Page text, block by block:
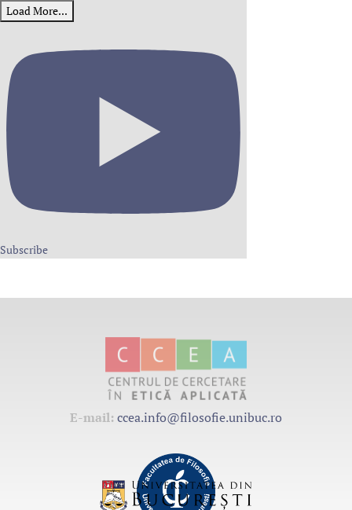
Load More...
Subscribe
E-mail: ccea.info@filosofie.unibuc.ro